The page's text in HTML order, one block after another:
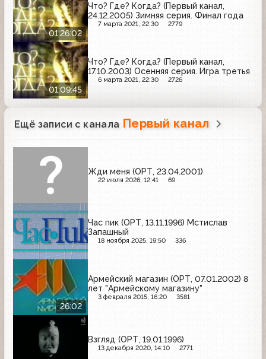
01:26:02
Что? Где? Когда? (Первый канал,
24.12.2005) Зимняя серия. Финал года
7 марта 2021, 22:30 2779
01:09:45
Что? Где? Когда? (Первый канал,
17.10.2003) Осенняя серия. Игра третья
6 марта 2021, 22:30 2726
Ещё записи с канала Первый канал
Жди меня (ОРТ, 23.04.2001)
22 июля 2026, 12:41 69
Час пик (ОРТ, 13.11.1996) Мстислав
Запашный
18 ноября 2025, 19:50 336
26:02
Армейский магазин (ОРТ, 07.01.2002) 8
лет "Армейскому магазину"
3 февраля 2015, 16:20 3581
Взгляд (ОРТ, 19.01.1996)
13 декабря 2020, 14:10 2771